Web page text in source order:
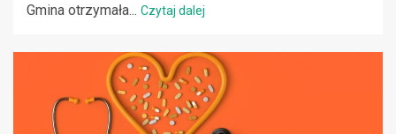
Gmina otrzymała... Czytaj dalej